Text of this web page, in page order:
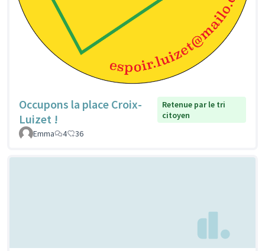
Occupons la place Croix-
Luizet !
Retenue par le tri
citoyen
Emma
4 36